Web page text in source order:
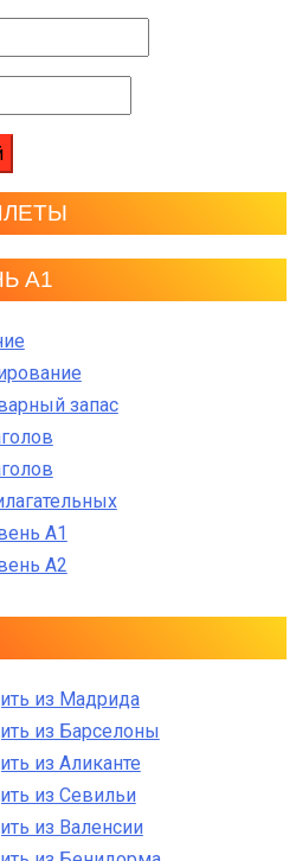
А1
запас
A1
A2
из Мадрида
из Барселоны
из Аликанте
из Севильи
из Валенсии